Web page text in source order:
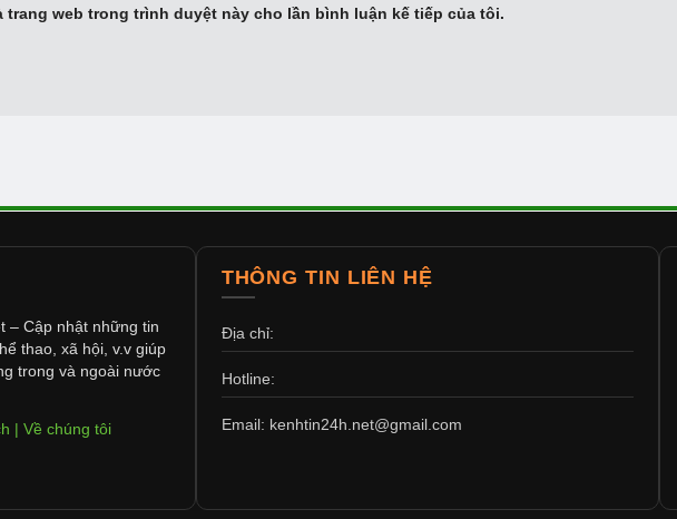
trang web trong trình duyệt này cho lần bình luận kế tiếp của tôi.
– Cập nhật những tin
thao, xã hội, v.v giúp
trong và ngoài nước
| Về chúng tôi
THÔNG TIN LIÊN HỆ
Địa chỉ:
Hotline:
Email: kenhtin24h.net@gmail.com